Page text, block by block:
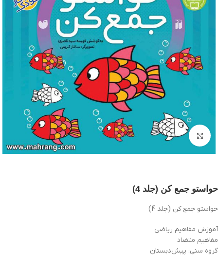
بزرگنمایی تصویر
حواستو جمع کن (جلد 4)
حواستو جمع کن (جلد 4)
آموزش مفاهیم ریاضی
مفاهیم متضاد
گروه سنی: پيش‌دبستان